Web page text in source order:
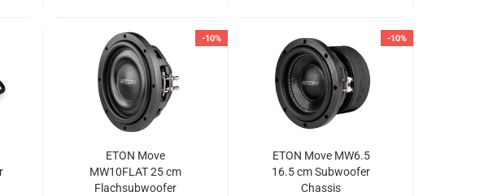
-10%
ETON Move
MW10FLAT 25 cm
Flachsubwoofer
-10%
ETON Move MW6.5
16.5 cm Subwoofer
Chassis